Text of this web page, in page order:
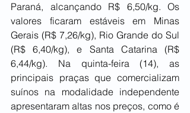
Paraná, alcançando R$ 6,50/kg. Os
valores ficaram estáveis em Minas
Gerais (R$ 7,26/kg), Rio Grande do Sul
(R$ 6,40/kg), e Santa Catarina (R$
6,44/kg). Na quinta-feira (14), as
principais praças que comercializam
suínos na modalidade independente
apresentaram altas nos preços, como é